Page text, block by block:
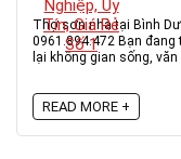
Thợ sơn nhà tại Bình
0961.894.472 Bạn
lại không gian sống, văn
READ MORE +